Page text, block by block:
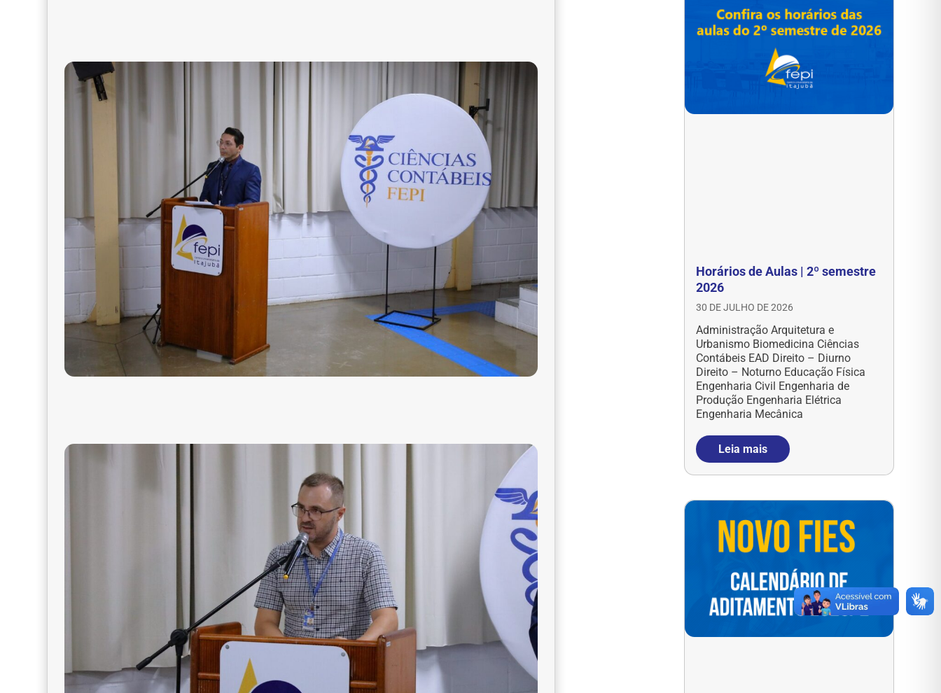
Horários de Aulas | 2º semestre
2026
30 DE JULHO DE 2026
Administração Arquitetura e
Urbanismo Biomedicina Ciências
Contábeis EAD Direito – Diurno
Direito – Noturno Educação Física
Engenharia Civil Engenharia de
Produção Engenharia Elétrica
Engenharia Mecânica
Leia mais